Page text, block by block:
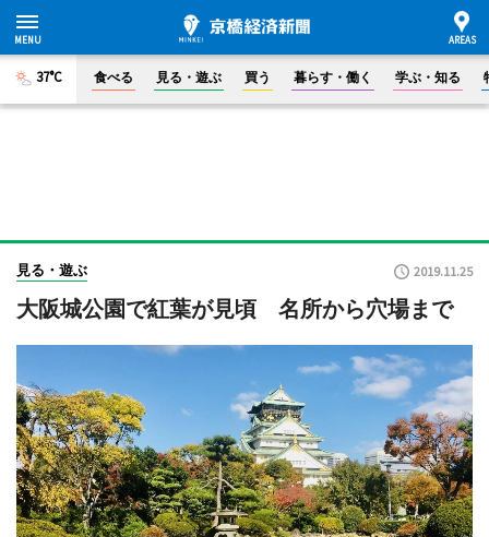
37°C 食べる 見る・遊ぶ 買う 暮らす・働く 学ぶ・知る
見る・遊ぶ 2019.11.25
大阪城公園で紅葉が見頃 名所から穴場まで